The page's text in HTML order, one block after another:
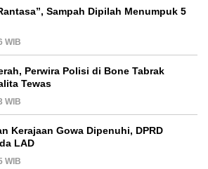
Sampah Dipilah Menumpuk 5
WIB
Perwira Polisi di Bone Tabrak
Tewas
WIB
Kerajaan Gowa Dipenuhi, DPRD
LAD
WIB